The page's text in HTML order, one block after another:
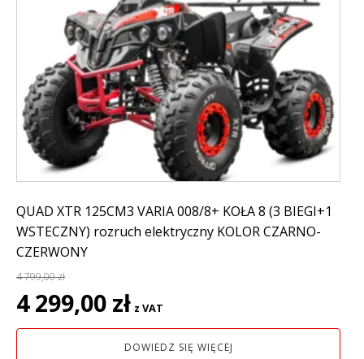
QUAD XTR 125CM3 VARIA 008/8+ KOŁA 8 (3 BIEGI+1
WSTECZNY) rozruch elektryczny KOLOR CZARNO-
CZERWONY
4 799,00zł
Pierwotna
cena
wynosiła:
4 299,00 zł cena
wynosi:
4
z VAT
DOWIEDZ SIĘ WIĘCEJ